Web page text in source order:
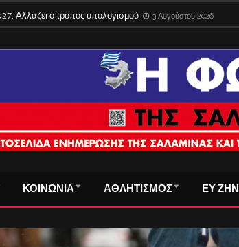
Αλλάζει ο τρόπος υπολογισμού 3 Αυγούστου 2026
ΚΟΙΝΩΝΙΑ ΑΘΛΗΤΙΣΜΟΣ ΕΥ ΖΗΝ